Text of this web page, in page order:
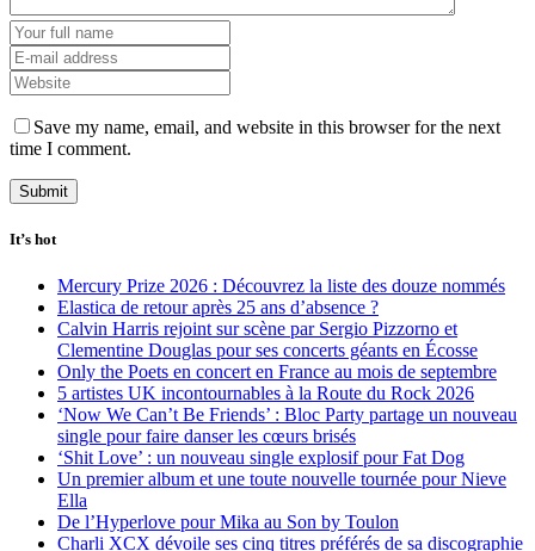
Save my name, email, and website in this browser for the next
time I comment.
It’s hot
Mercury Prize 2026 : Découvrez la liste des douze nommés
Elastica de retour après 25 ans d’absence ?
Calvin Harris rejoint sur scène par Sergio Pizzorno et
Clementine Douglas pour ses concerts géants en Écosse
Only the Poets en concert en France au mois de septembre
5 artistes UK incontournables à la Route du Rock 2026
‘Now We Can’t Be Friends’ : Bloc Party partage un nouveau
single pour faire danser les cœurs brisés
‘Shit Love’ : un nouveau single explosif pour Fat Dog
Un premier album et une toute nouvelle tournée pour Nieve
Ella
De l’Hyperlove pour Mika au Son by Toulon
Charli XCX dévoile ses cinq titres préférés de sa discographie